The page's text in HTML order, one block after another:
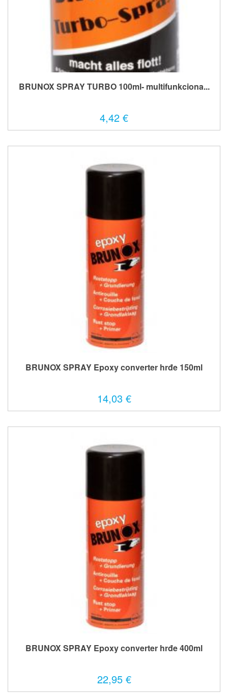
BRUNOX SPRAY TURBO 100ml- multifunkciona...
4,42 €
BRUNOX SPRAY Epoxy converter hrđe 150ml
14,03 €
BRUNOX SPRAY Epoxy converter hrđe 400ml
22,95 €